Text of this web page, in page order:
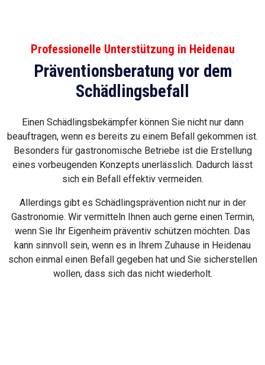
Professionelle Unterstützung in Heidenau
Präventionsberatung vor dem
Schädlingsbefall
Einen Schädlingsbekämpfer können Sie nicht nur dann
beauftragen, wenn es bereits zu einem Befall gekommen ist.
Besonders für gastronomische Betriebe ist die Erstellung
eines vorbeugenden Konzepts unerlässlich. Dadurch lässt
sich ein Befall effektiv vermeiden.
Allerdings gibt es Schädlingsprävention nicht nur in der
Gastronomie. Wir vermitteln Ihnen auch gerne einen Termin,
wenn Sie Ihr Eigenheim präventiv schützen möchten. Das
kann sinnvoll sein, wenn es in Ihrem Zuhause in Heidenau
schon einmal einen Befall gegeben hat und Sie sicherstellen
wollen, dass sich das nicht wiederholt.